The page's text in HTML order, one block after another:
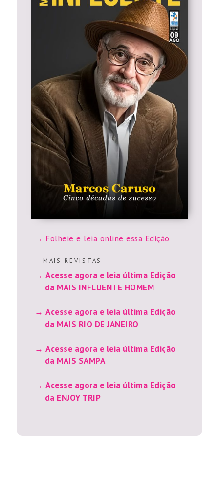
Folheie e leia online essa Edição
M A I S R E V I S T A S
Acesse agora e leia última Edição
da MAIS INFLUENTE HOMEM
Acesse agora e leia última Edição
da MAIS RIO DE JANEIRO
Acesse agora e leia última Edição
da MAIS SAMPA
Acesse agora e leia última Edição
da ENJOY TRIP